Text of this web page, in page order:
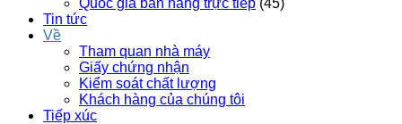
Quốc gia bán hàng trực tiếp (45)
Tin tức
Về
Tham quan nhà máy
Giấy chứng nhận
Kiểm soát chất lượng
Khách hàng của chúng tôi
Tiếp xúc